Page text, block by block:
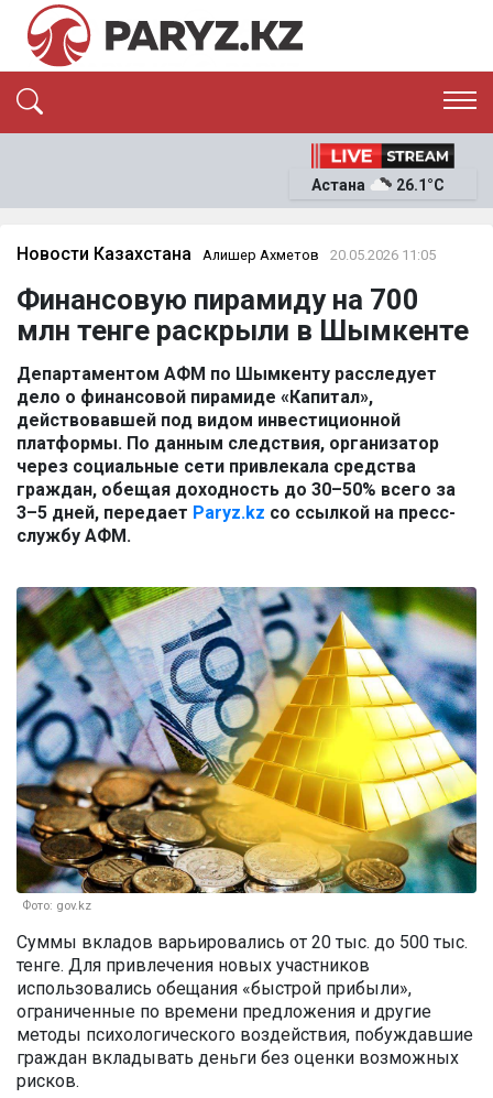
ЭКОНОМИКА
ОҚИҒА
News
Астана 26.1°C
Новости Казахстана Алишер Ахметов 20.05.2026 11:05
Финансовую пирамиду на 700
млн тенге раскрыли в Шымкенте
Департаментом АФМ по Шымкенту расследует
дело о финансовой пирамиде «Капитал»,
действовавшей под видом инвестиционной
платформы. По данным следствия, организатор
через социальные сети привлекала средства
граждан, обещая доходность до 30–50% всего за
3–5 дней, передает Paryz.kz со ссылкой на пресс-
службу АФМ.
Фото: gov.kz
Суммы вкладов варьировались от 20 тыс. до 500 тыс.
тенге. Для привлечения новых участников
использовались обещания «быстрой прибыли»,
ограниченные по времени предложения и другие
методы психологического воздействия, побуждавшие
граждан вкладывать деньги без оценки возможных
рисков.